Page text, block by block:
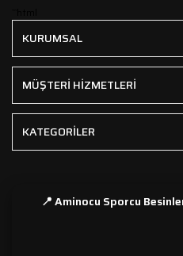
KURUMSAL
MÜŞTERİ HİZMETLERİ
KATEGORİLER
📍 Aminocu Sporcu